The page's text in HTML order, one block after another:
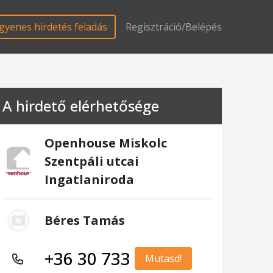
hirdetés feladás Regisztráció/Belépés
A hirdető elérhetősége
Openhouse Miskolc
Szentpáli utcai
Ingatlaniroda
Béres Tamás
+36 30 733 Mutasd!